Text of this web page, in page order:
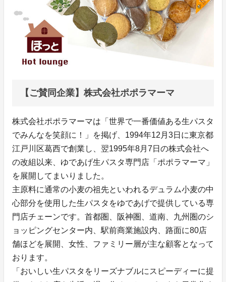
【ご賛同企業】株式会社ポポラマーマ
株式会社ポポラマーマは「世界で一番価値ある生パスタ
でみんなを笑顔に！」を掲げ、1994年12月3日に東京都
江戸川区葛西で創業し、翌1995年8月7日の株式会社へ
の改組以来、ゆであげ生パスタ専門店「ポポラマーマ」
を展開してまいりました。
主原料に通常の小麦の祖先といわれるデュラム小麦の中
心部分を使用した生パスタをゆであげで提供している専
門店チェーンです。首都圏、阪神圏、道南、九州圏のシ
ョッピングセンター内、駅前商業施設内、路面に80店
舗ほどを展開、女性、ファミリー層が主な顧客となって
おります。
「おいしい生パスタをリーズナブルにスピーディーに提